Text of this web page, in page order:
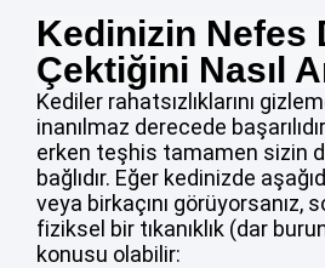
Kedinizin Nefes
Çektiğini Nasıl
Kediler rahatsızlıklarını
inanılmaz derecede
erken teşhis tamamen sizin
bağlıdır. Eğer kedinizde
veya birkaçını görüyorsanız,
fiziksel bir tıkanıklık (dar
konusu olabilir: